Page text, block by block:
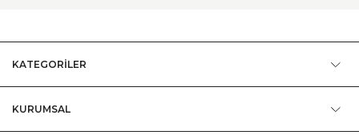
KATEGORİLER
KURUMSAL